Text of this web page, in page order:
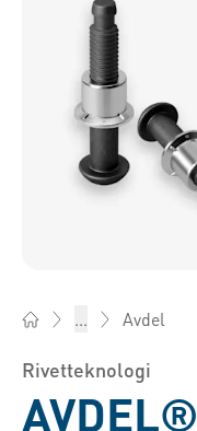
... Avdel
Rivetteknologi
AVDEL®